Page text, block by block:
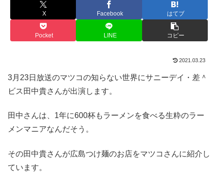
X Facebook はてブ
Pocket LINE コピー
2021.03.23
3月23日放送のマツコの知らない世界にサニーデイ・差＾
ビス田中貴さんが出演します。
田中さんは、1年に600杯もラーメンを食べる生粋のラー
メンマニアなんだそう。
その田中貴さんが広島つけ麺のお店をマツコさんに紹介し
ています。